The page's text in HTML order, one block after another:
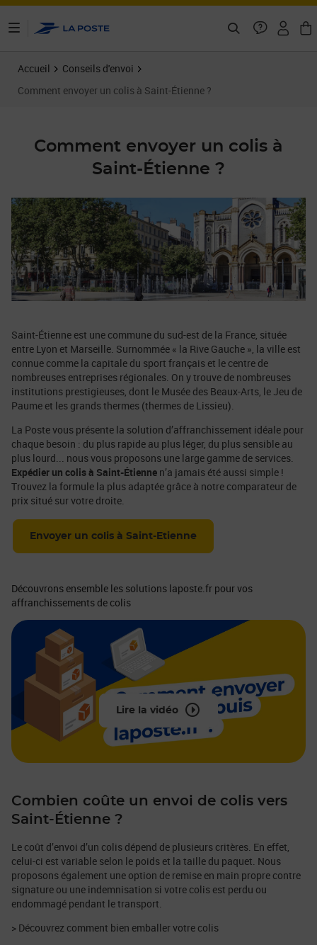
Accueil
Conseils d'envoi
Comment envoyer un colis à Saint-Étienne ?
Comment envoyer un colis à
Saint-Étienne ?
Saint-Étienne est une commune du sud-est de la France, située
entre Lyon et Marseille. Surnommée « la Rive Gauche », la ville est
connue comme la capitale du sport français et le centre de
nombreuses entreprises régionales. On y trouve de nombreuses
institutions prestigieuses, dont le Musée des Beaux-Arts, le Jeu de
Paume et les grands thermes (thermes de Lissieu).
La Poste vous présente la solution d’affranchissement idéale pour
chaque besoin : du plus rapide au plus léger, du plus sensible au
plus lourd... nous vous proposons une large gamme de services.
Expédier un colis à Saint-Étienne n’a jamais été aussi simple !
Trouvez la formule la plus adaptée grâce à notre comparateur de
prix situé sur votre droite.
Envoyer un colis à Saint-Etienne
Découvrons ensemble les solutions laposte.fr pour vos
affranchissements de colis
Lire la vidéo
Combien coûte un envoi de colis vers
Saint-Étienne ?
Le coût d’envoi d’un colis dépend de plusieurs critères. En effet,
celui-ci est variable selon le poids et la taille du paquet. Nous
proposons également une option de remise en main propre contre
signature ou une indemnisation si votre colis est perdu ou
endommagé pendant le transport.
> Découvrez comment bien emballer votre colis